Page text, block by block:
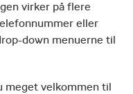
virker på flere
eller
down menuerne til
meget velkommen til